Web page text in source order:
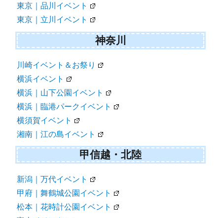
東京｜品川イベント
東京｜立川イベント
神奈川
川崎イベント＆お祭り
横浜イベント
横浜｜山下公園イベント
横浜｜臨港パークイベント
横須賀イベント
湘南｜江の島イベント
甲信越・北陸
新潟｜万代イベント
甲府｜舞鶴城公園イベント
松本｜花時計公園イベント